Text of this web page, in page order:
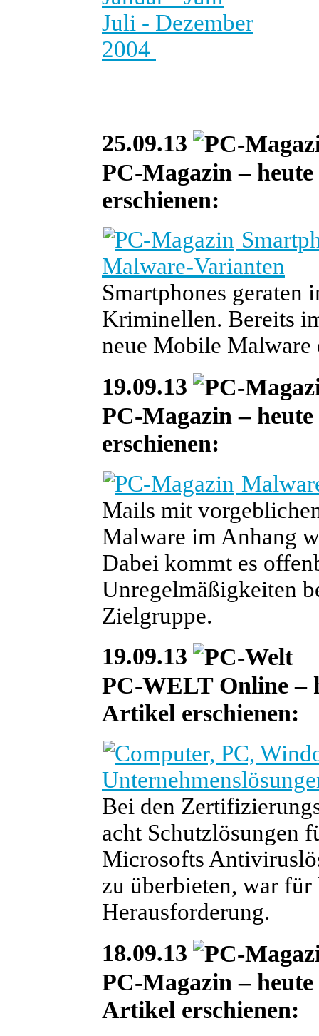
Juli - Dezember
2004
25.09.13
PC-Magazin –
erschienen:
Malware-Varianten
Smartphones geraten
Kriminellen. Bereits
neue Mobile Malware
19.09.13
PC-Magazin –
erschienen:
Mails mit
Malware im Anhang
Dabei kommt es
Unregelmäßigkeiten
Zielgruppe.
19.09.13
PC-WELT Online –
Artikel erschienen:
Bei den
acht Schutzlösungen
Microsofts
zu überbieten, war für
Herausforderung.
18.09.13
PC-Magazin –
Artikel erschienen: